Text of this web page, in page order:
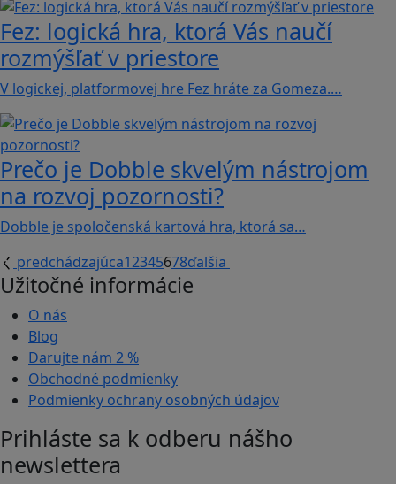
Fez: logická hra, ktorá Vás naučí
rozmýšľať v priestore
V logickej, platformovej hre Fez hráte za Gomeza.…
Prečo je Dobble skvelým nástrojom
na rozvoj pozornosti?
Dobble je spoločenská kartová hra, ktorá sa…
predchádzajúca12345678ďalšia
Užitočné informácie
O nás
Blog
Darujte nám 2 %
Obchodné podmienky
Podmienky ochrany osobných údajov
Prihláste sa k odberu nášho
newslettera